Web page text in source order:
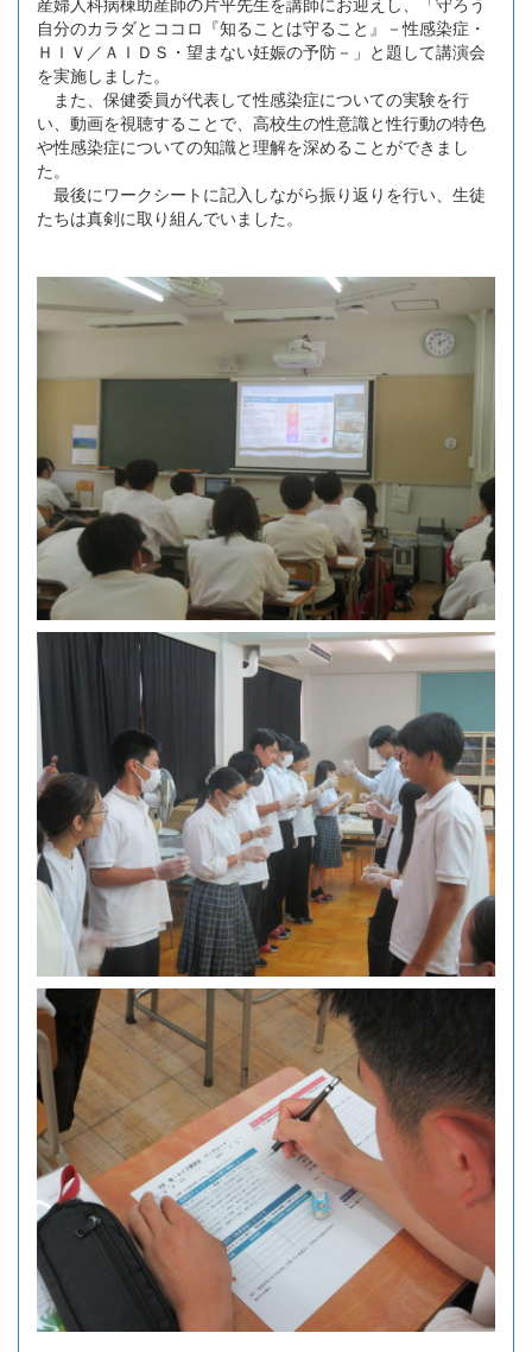
自分のカラダとココロ『知ることは守ること』－性感染症・
ＨＩＶ／ＡＩＤＳ・望まない妊娠の予防－」と題して講演会
を実施しました。
また、保健委員が代表して性感染症についての実験を行
い、動画を視聴することで、高校生の性意識と性行動の特色
や性感染症についての知識と理解を深めることができまし
た。
最後にワークシートに記入しながら振り返りを行い、生徒
たちは真剣に取り組んでいました。